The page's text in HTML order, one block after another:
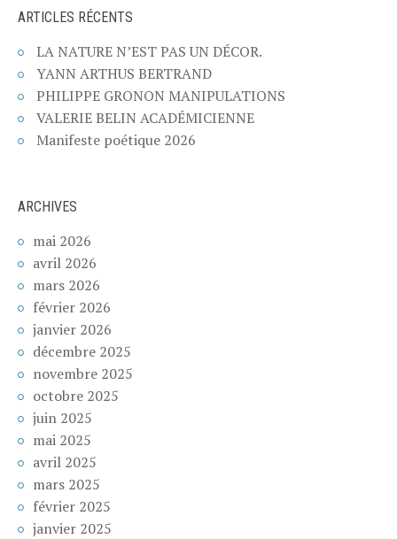
ARTICLES RÉCENTS
LA NATURE N’EST PAS UN DÉCOR.
YANN ARTHUS BERTRAND
PHILIPPE GRONON MANIPULATIONS
VALERIE BELIN ACADÉMICIENNE
Manifeste poétique 2026
ARCHIVES
mai 2026
avril 2026
mars 2026
février 2026
janvier 2026
décembre 2025
novembre 2025
octobre 2025
juin 2025
mai 2025
avril 2025
mars 2025
février 2025
janvier 2025